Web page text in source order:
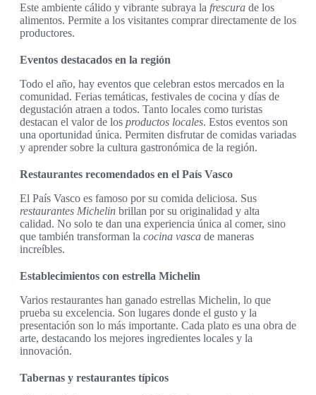
Este ambiente cálido y vibrante subraya la frescura de los
alimentos. Permite a los visitantes comprar directamente de los
productores.
Eventos destacados en la región
Todo el año, hay eventos que celebran estos mercados en la
comunidad. Ferias temáticas, festivales de cocina y días de
degustación atraen a todos. Tanto locales como turistas
destacan el valor de los productos locales. Estos eventos son
una oportunidad única. Permiten disfrutar de comidas variadas
y aprender sobre la cultura gastronómica de la región.
Restaurantes recomendados en el País Vasco
El País Vasco es famoso por su comida deliciosa. Sus
restaurantes Michelin brillan por su originalidad y alta
calidad. No solo te dan una experiencia única al comer, sino
que también transforman la cocina vasca de maneras
increíbles.
Establecimientos con estrella Michelin
Varios restaurantes han ganado estrellas Michelin, lo que
prueba su excelencia. Son lugares donde el gusto y la
presentación son lo más importante. Cada plato es una obra de
arte, destacando los mejores ingredientes locales y la
innovación.
Tabernas y restaurantes típicos